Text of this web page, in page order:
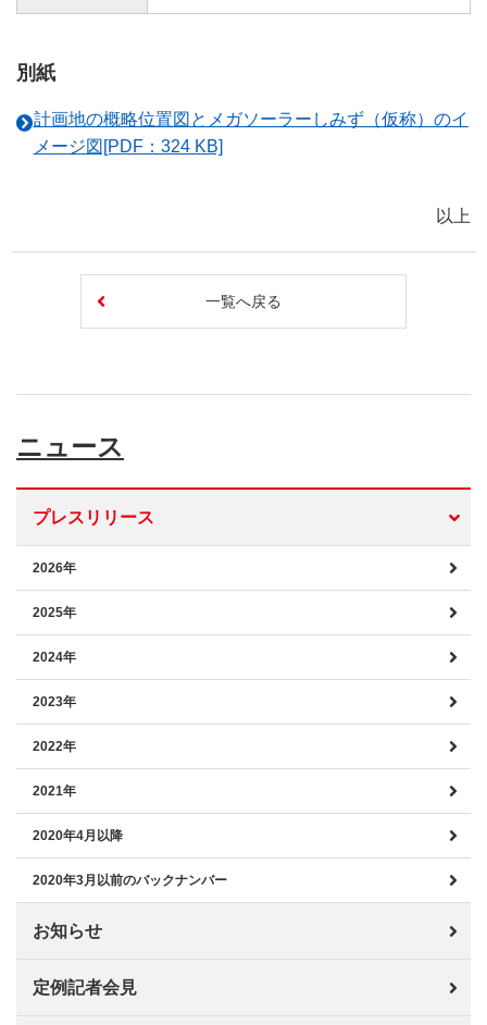
別紙
計画地の概略位置図とメガソーラーしみず（仮称）のイ
メージ図[PDF：324 KB]
以上
一覧へ戻る
ニュース
プレスリリース
2026年
2025年
2024年
2023年
2022年
2021年
2020年4月以降
2020年3月以前のバックナンバー
お知らせ
定例記者会見